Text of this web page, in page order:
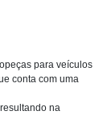
para veículos
conta com uma
na